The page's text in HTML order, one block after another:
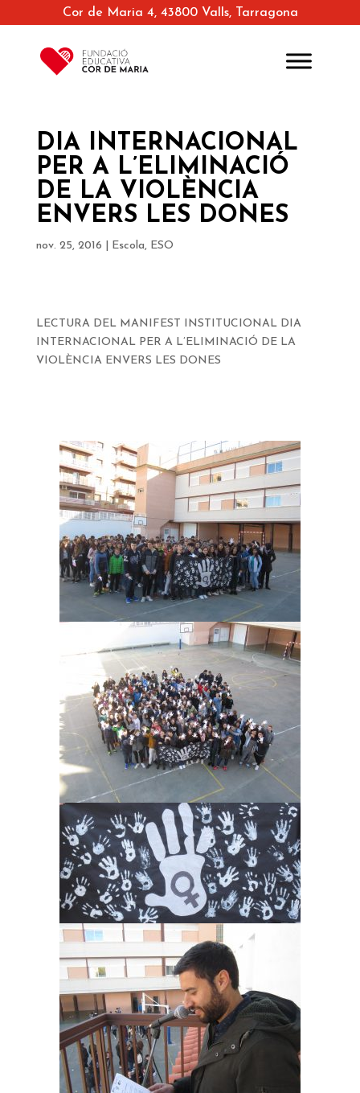
Cor de Maria 4, 43800 Valls, Tarragona
DIA INTERNACIONAL
PER A L’ELIMINACIÓ
DE LA VIOLÈNCIA
ENVERS LES DONES
nov. 25, 2016 Escola, ESO
LECTURA DEL MANIFEST INSTITUCIONAL DIA
INTERNACIONAL PER A L’ELIMINACIÓ DE LA
VIOLÈNCIA ENVERS LES DONES